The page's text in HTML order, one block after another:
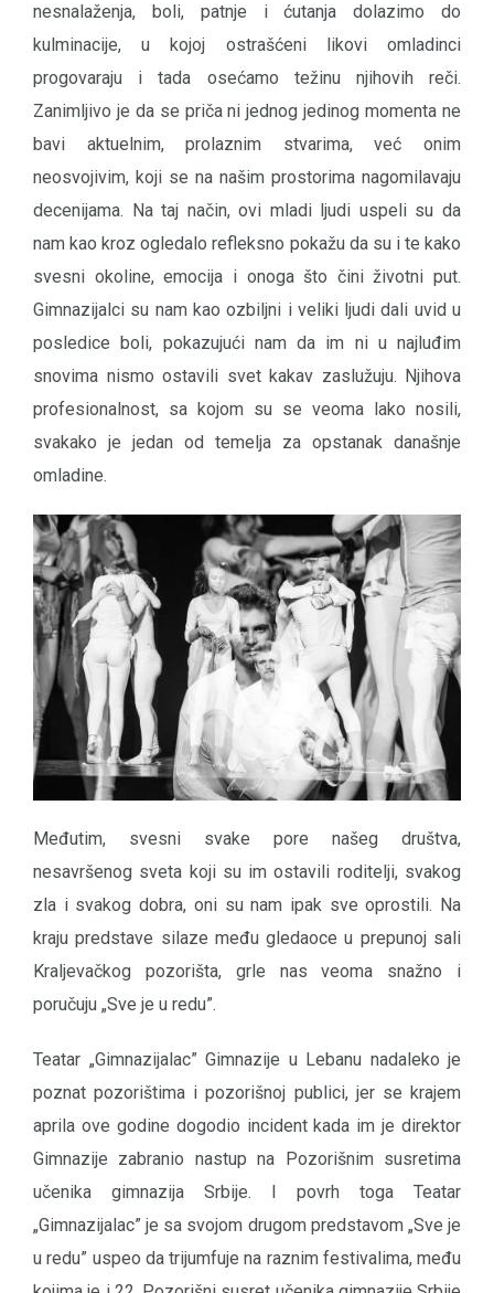
nesnalaženja, boli, patnje i ćutanja dolazimo do
kulminacije, u kojoj ostrašćeni likovi omladinci
progovaraju i tada osećamo težinu njihovih reči.
Zanimljivo je da se priča ni jednog jedinog momenta ne
bavi aktuelnim, prolaznim stvarima, već onim
neosvojivim, koji se na našim prostorima nagomilavaju
decenijama. Na taj način, ovi mladi ljudi uspeli su da
nam kao kroz ogledalo refleksno pokažu da su i te kako
svesni okoline, emocija i onoga što čini životni put.
Gimnazijalci su nam kao ozbiljni i veliki ljudi dali uvid u
posledice boli, pokazujući nam da im ni u najluđim
snovima nismo ostavili svet kakav zaslužuju. Njihova
profesionalnost, sa kojom su se veoma lako nosili,
svakako je jedan od temelja za opstanak današnje
omladine.
Međutim, svesni svake pore našeg društva,
nesavršenog sveta koji su im ostavili roditelji, svakog
zla i svakog dobra, oni su nam ipak sve oprostili. Na
kraju predstave silaze među gledaoce u prepunoj sali
Kraljevačkog pozorišta, grle nas veoma snažno i
poručuju „Sve je u redu”.
Teatar „Gimnazijalac” Gimnazije u Lebanu nadaleko je
poznat pozorištima i pozorišnoj publici, jer se krajem
aprila ove godine dogodio incident kada im je direktor
Gimnazije zabranio nastup na Pozorišnim susretima
učenika gimnazija Srbije. I povrh toga Teatar
„Gimnazijalac” je sa svojom drugom predstavom „Sve je
u redu” uspeo da trijumfuje na raznim festivalima, među